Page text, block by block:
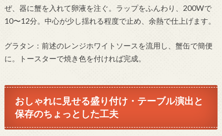
ぜ、器に蟹を入れて卵液を注ぐ。ラップをふんわり、200Wで
10〜12分。中心が少し揺れる程度で止め、余熱で仕上げます。
グラタン：前述のレンジホワイトソースを流用し、蟹缶で簡便
に。トースターで焼き色を付ければ完成。
おしゃれに見せる盛り付け・テーブル演出と
保存のちょっとした工夫